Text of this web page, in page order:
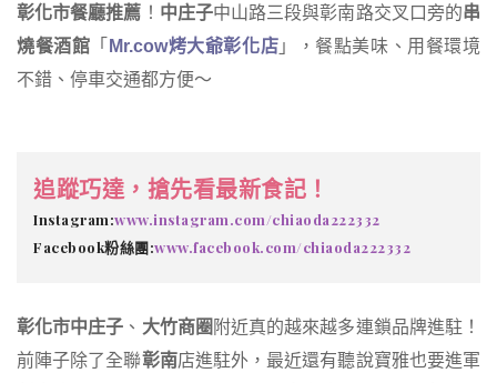
彰化市餐廳推薦 ！ 中庄子中山路三段與彰南路交叉口旁的串
燒餐酒館 「 Mr.cow烤大爺彰化店 」，餐點美味、用餐環境
不錯、停車交通都方便～
追蹤巧達，搶先看最新食記！
Instagram:www.instagram.com/chiaoda222332
Facebook粉絲團:www.facebook.com/chiaoda222332
彰化市中庄子 、 大竹商圈 附近真的越來越多連鎖品牌進駐！
前陣子除了全聯彰南店進駐外，最近還有聽說寶雅也要進軍